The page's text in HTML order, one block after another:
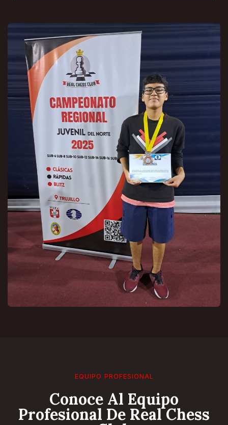
EQUIPO PROFESIONAL
Conoce Al Equipo
Profesional De Real Chess